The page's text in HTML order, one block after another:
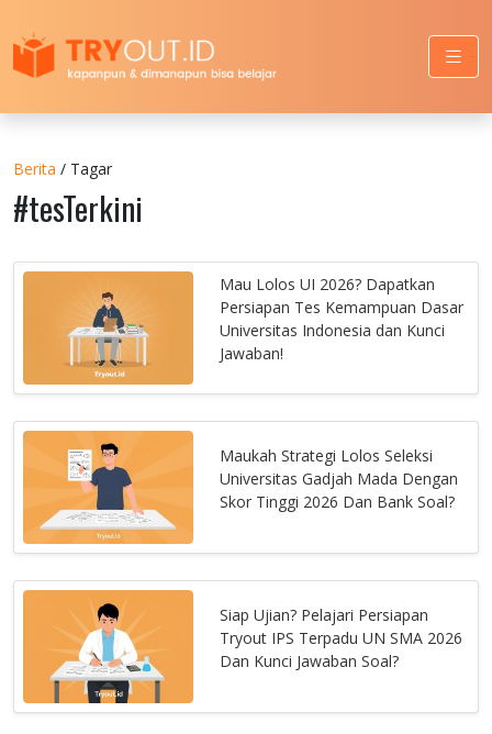
Berita / Tagar
#tesTerkini
Mau Lolos UI 2026? Dapatkan
Persiapan Tes Kemampuan Dasar
Universitas Indonesia dan Kunci
Jawaban!
Maukah Strategi Lolos Seleksi
Universitas Gadjah Mada Dengan
Skor Tinggi 2026 Dan Bank Soal?
Siap Ujian? Pelajari Persiapan
Tryout IPS Terpadu UN SMA 2026
Dan Kunci Jawaban Soal?